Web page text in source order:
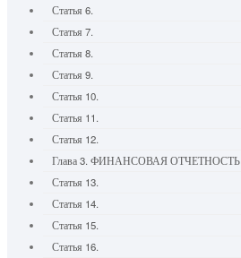
Статья 6.
Статья 7.
Статья 8.
Статья 9.
Статья 10.
Статья 11.
Статья 12.
Глава 3. ФИНАНСОВАЯ ОТЧЕТНОСТЬ
Статья 13.
Статья 14.
Статья 15.
Статья 16.